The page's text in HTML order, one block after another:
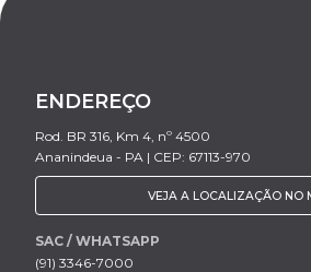
ENDEREÇO
Rod. BR 316, Km 4, nº 4500
Ananindeua - PA | CEP: 67113-970
VEJA A LOCALIZAÇÃO NO
SAC / WHATSAPP
(91) 3346-7000